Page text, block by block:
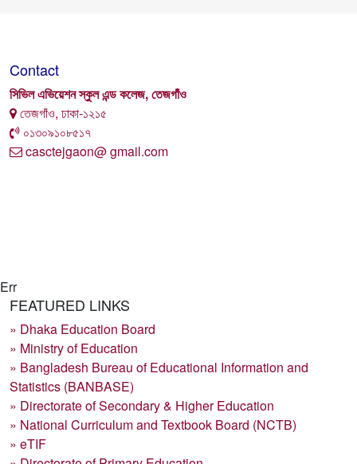
Contact
সিভিল এভিয়েশন স্কুল এন্ড কলেজ, তেজগাঁও
তেজগাঁও, ঢাকা-১২১৫
০১৩০৯১০৮৫১৭
casctejgaon@ gmail.com
Err
FEATURED LINKS
» Dhaka Education Board
» Ministry of Education
» Bangladesh Bureau of Educational Information and
Statistics (BANBASE)
» Directorate of Secondary & Higher Education
» National Curriculum and Textbook Board (NCTB)
» eTIF